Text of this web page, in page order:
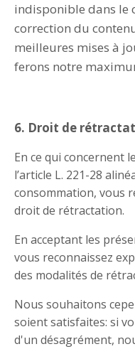
indisponible dans le
correction du
meilleures mises à
ferons notre
6. Droit de
En ce qui concernent
l’article L. 221-28 aliné
consommation, vous
droit de rétractation.
En acceptant les
vous reconnaissez
des modalités de ré
Nous souhaitons
soient satisfaites: si
d'un désagrément,